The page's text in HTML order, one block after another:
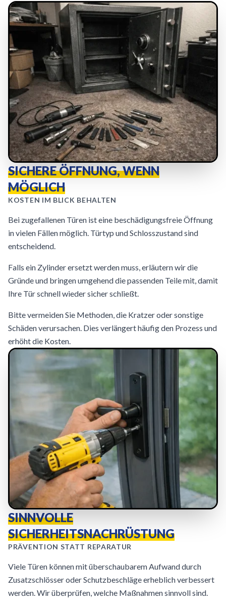
SICHERE ÖFFNUNG, WENN
MÖGLICH
KOSTEN IM BLICK BEHALTEN
Bei zugefallenen Türen ist eine beschädigungsfreie Öffnung
in vielen Fällen möglich. Türtyp und Schlosszustand sind
entscheidend.
Falls ein Zylinder ersetzt werden muss, erläutern wir die
Gründe und bringen umgehend die passenden Teile mit, damit
Ihre Tür schnell wieder sicher schließt.
Bitte vermeiden Sie Methoden, die Kratzer oder sonstige
Schäden verursachen. Dies verlängert häufig den Prozess und
erhöht die Kosten.
SINNVOLLE
SICHERHEITSNACHRÜSTUNG
PRÄVENTION STATT REPARATUR
Viele Türen können mit überschaubarem Aufwand durch
Zusatzschlösser oder Schutzbeschläge erheblich verbessert
werden. Wir überprüfen, welche Maßnahmen sinnvoll sind.